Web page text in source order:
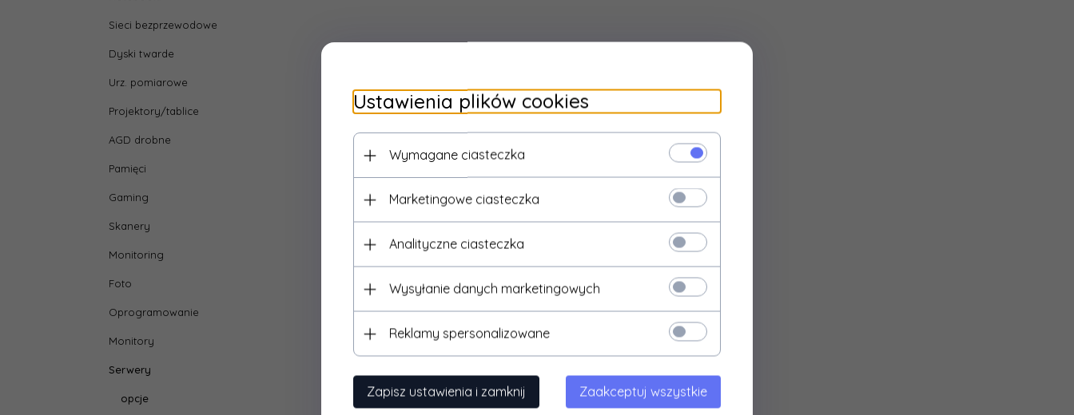
Sieci bezprzewodowe
Dyski twarde
Urz. pomiarowe
Projektory/tablice
AGD drobne
Pamięci
Gaming
Skanery
Monitoring
Foto
Oprogramowanie
Monitory
Serwery
opcje
Ustawienia plików cookies
Wymagane ciasteczka
Marketingowe ciasteczka
Analityczne ciasteczka
Wysyłanie danych marketingowych
Reklamy spersonalizowane
Zapisz ustawienia i zamknij Zaakceptuj wszystkie